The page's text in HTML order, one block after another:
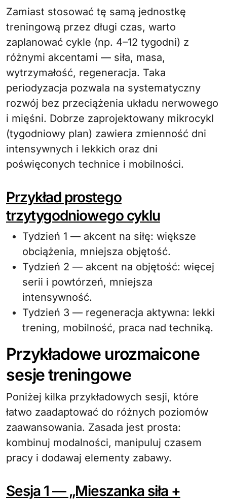
Zamiast stosować tę samą jednostkę
treningową przez długi czas, warto
zaplanować cykle (np. 4–12 tygodni) z
różnymi akcentami — siła, masa,
wytrzymałość, regeneracja. Taka
periodyzacja pozwala na systematyczny
rozwój bez przeciążenia układu nerwowego
i mięśni. Dobrze zaprojektowany mikrocykl
(tygodniowy plan) zawiera zmienność dni
intensywnych i lekkich oraz dni
poświęconych technice i mobilności.
Przykład prostego
trzytygodniowego cyklu
Tydzień 1 — akcent na siłę: większe
obciążenia, mniejsza objętość.
Tydzień 2 — akcent na objętość: więcej
serii i powtórzeń, mniejsza
intensywność.
Tydzień 3 — regeneracja aktywna: lekki
trening, mobilność, praca nad techniką.
Przykładowe urozmaicone
sesje treningowe
Poniżej kilka przykładowych sesji, które
łatwo zaadaptować do różnych poziomów
zaawansowania. Zasada jest prosta:
kombinuj modalności, manipuluj czasem
pracy i dodawaj elementy zabawy.
Sesja 1 — „Mieszanka siła +